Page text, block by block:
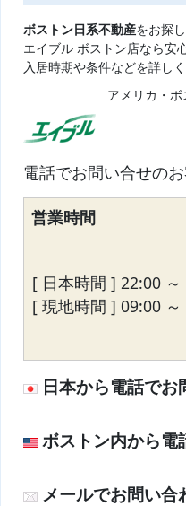
ボストン日系不動産をお探
エイブル ボストン店なら安
入居時期や条件などを詳し
アメリカ・
電話でお問い合せの
営業時間
[ 日本時間 ] 22:00
[ 現地時間 ] 09:00 ～
日本から電話でお
ボストン内から電
メールでお問い合